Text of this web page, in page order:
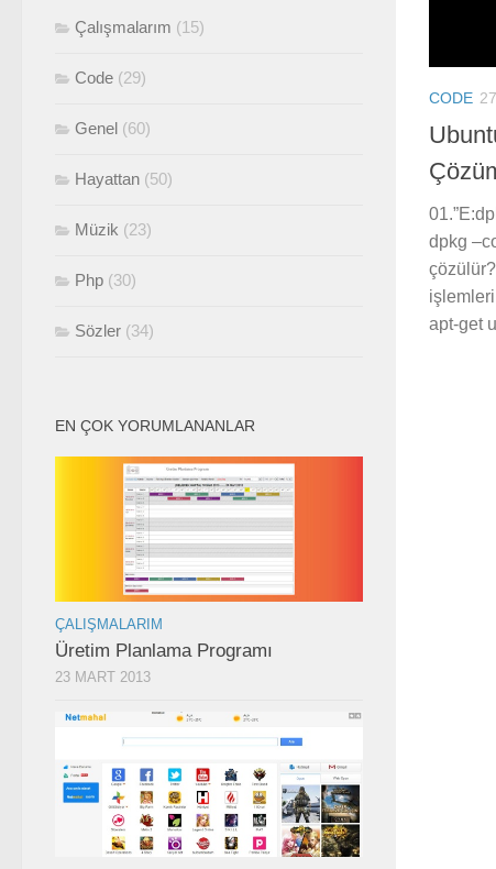
CODE
dpkg
işlemleri
apt-get
Çalışmalarım (15)
Code (29)
Genel (60)
Hayattan (50)
Müzik (23)
Php (30)
Sözler (34)
EN ÇOK YORUMLANANLAR
ÇALIŞMALARIM
Üretim Planlama Programı
23 MART 2013